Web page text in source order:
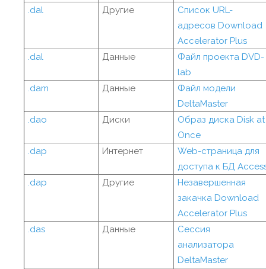
.dal
Другие
Список URL-
адресов Download
Accelerator Plus
.dal
Данные
Файл проекта DVD-
lab
.dam
Данные
Файл модели
DeltaMaster
.dao
Диски
Образ диска Disk at
Once
.dap
Интернет
Web-страница для
доступа к БД
.dap
Другие
Незавершенная
закачка Download
Accelerator Plus
.das
Данные
Сессия
анализатора
DeltaMaster